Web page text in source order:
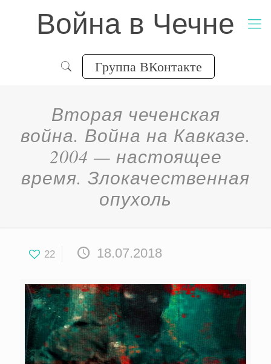
Война в Чечне
Группа ВКонтакте
Вторая чеченская
война. Война на Кавказе.
2004 — настоящее
время. Злокачественная
опухоль
22 18.07.2018